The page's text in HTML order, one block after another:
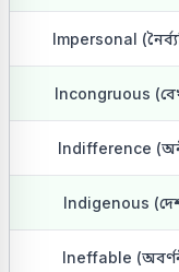
Impersonal
Incongruous
Indifference
Indigenous
Ineffable